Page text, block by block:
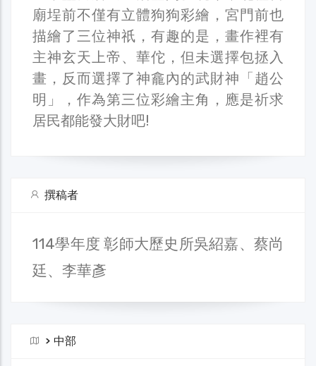
廟埕前不僅有立體狗狗彩繪，宮門前也
描繪了三位神祇，有趣的是，畫作裡有
主神玄天上帝、華佗，但未選擇包拯入
畫，反而選擇了神龕內的武財神「趙公
明」，作為第三位彩繪主角，應是祈求
居民都能發大財吧!
撰稿者
114學年度 彰師大歷史所吳紹嘉、蔡尚
廷、李華彥
> 中部